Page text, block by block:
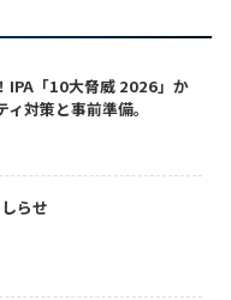
IPA「10大脅威 2026」か
対策と事前準備。
らせ